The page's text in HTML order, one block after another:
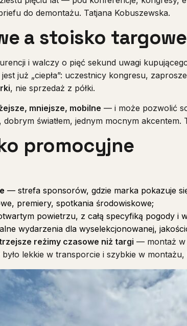
do demontażu. Tatjana Kobuszewska.
a stoisko
i walczy o pięć sekund uwagi
już „ciepła”: uczestnicy kongresu,
, nie sprzedaż z półki.
mniejsze, mobilne — i może pozwolić
światłem, jednym mocnym akcentem.
promocyjne
— strefa sponsorów, gdzie marka pokazuje
premiery, spotkania środowiskowe;
powietrzu, z całą specyfiką pogody i
wydarzenia dla wyselekcjonowanej,
reżimy czasowe niż targi — montaż w
lekkie w transporcie i szybkie w